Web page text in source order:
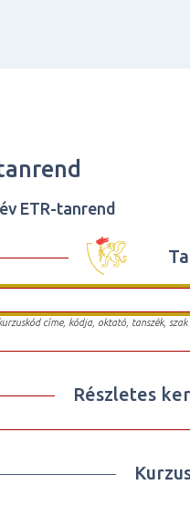
ETR-tanrend
címe, kódja, oktató, tanszék,
Részletes